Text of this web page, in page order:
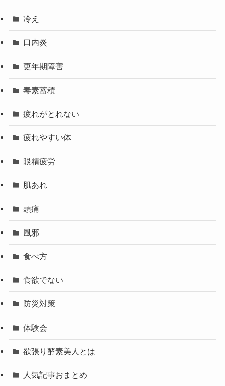
冷え
口内炎
更年期障害
毒素蓄積
疲れがとれない
疲れやすい体
眼精疲労
肌あれ
頭痛
風邪
食べ方
食欲でない
防災対策
体験会
欲張り酵素美人とは
人気記事おまとめ